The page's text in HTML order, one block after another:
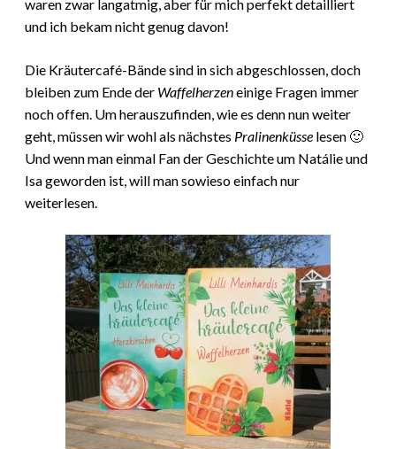
waren zwar langatmig, aber für mich perfekt detailliert
und ich bekam nicht genug davon!
Die Kräutercafé-Bände sind in sich abgeschlossen, doch
bleiben zum Ende der Waffelherzeneinige Fragen immer
noch offen. Um herauszufinden, wie es denn nun weiter
geht, müssen wir wohl als nächstes Pralinenküsse lesen 🙂
Und wenn man einmal Fan der Geschichte um Natálie und
Isa geworden ist, will man sowieso einfach nur
weiterlesen.